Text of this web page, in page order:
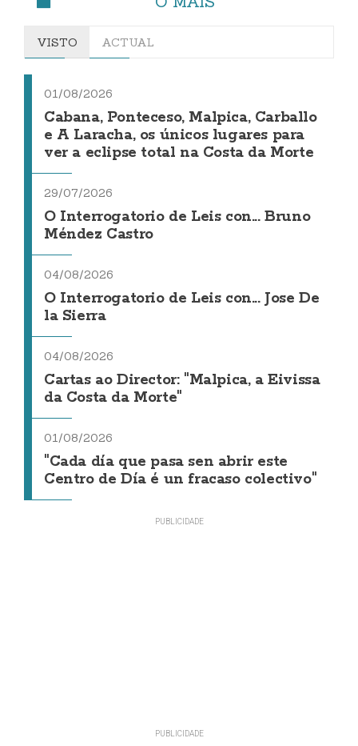
VISTO ACTUAL
01/08/2026
Cabana, Ponteceso, Malpica, Carballo
e A Laracha, os únicos lugares para
ver a eclipse total na Costa da Morte
29/07/2026
O Interrogatorio de Leis con... Bruno
Méndez Castro
04/08/2026
O Interrogatorio de Leis con... Jose De
la Sierra
04/08/2026
Cartas ao Director: "Malpica, a Eivissa
da Costa da Morte"
01/08/2026
"Cada día que pasa sen abrir este
Centro de Día é un fracaso colectivo"